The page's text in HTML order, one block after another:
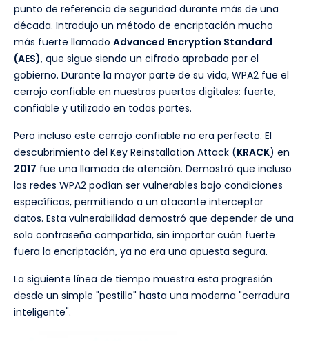
punto de referencia de seguridad durante más de una
década. Introdujo un método de encriptación mucho
más fuerte llamado Advanced Encryption Standard
(AES), que sigue siendo un cifrado aprobado por el
gobierno. Durante la mayor parte de su vida, WPA2 fue el
cerrojo confiable en nuestras puertas digitales: fuerte,
confiable y utilizado en todas partes.
Pero incluso este cerrojo confiable no era perfecto. El
descubrimiento del Key Reinstallation Attack (KRACK) en
2017 fue una llamada de atención. Demostró que incluso
las redes WPA2 podían ser vulnerables bajo condiciones
específicas, permitiendo a un atacante interceptar
datos. Esta vulnerabilidad demostró que depender de una
sola contraseña compartida, sin importar cuán fuerte
fuera la encriptación, ya no era una apuesta segura.
La siguiente línea de tiempo muestra esta progresión
desde un simple "pestillo" hasta una moderna "cerradura
inteligente".